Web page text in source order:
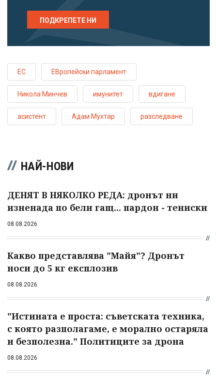
ПОДКРЕПЕТЕ НИ
ЕС ЕВропейски парламент
Никола Минчев имунитет вдигане
асистент Адам Мухтар разследване
НАЙ-НОВИ
ДЕНЯТ В НЯКОЛКО РЕДА: дронът ни
изненада по бели гащ... пардон - тениски
08.08.2026
Какво представлява "Майя"? Дронът
носи до 5 кг експлозив
08.08.2026
"Истината е проста: съветската техника,
с която разполагаме, е морално остаряла
и безполезна." Политиците за дрона
08.08.2026